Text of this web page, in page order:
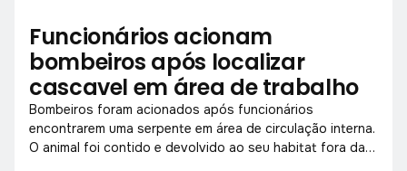
Funcionários acionam
bombeiros após localizar
cascavel em área de trabalho
Bombeiros foram acionados após funcionários
encontrarem uma serpente em área de circulação interna.
O animal foi contido e devolvido ao seu habitat fora da